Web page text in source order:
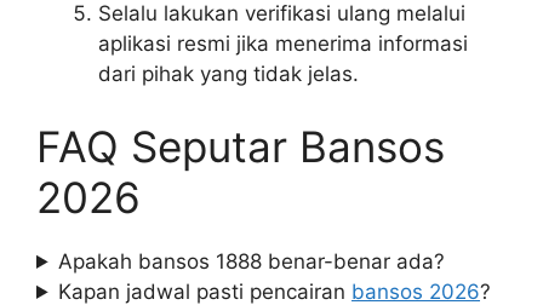
Selalu lakukan verifikasi ulang melalui
aplikasi resmi jika menerima informasi
dari pihak yang tidak jelas.
FAQ Seputar Bansos
2026
Apakah bansos 1888 benar-benar ada?
Kapan jadwal pasti pencairan bansos 2026?